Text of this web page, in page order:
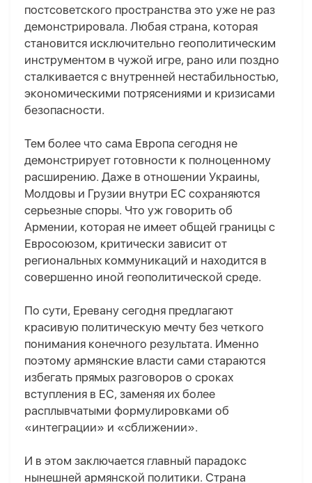
постсоветского пространства это уже не раз
демонстрировала. Любая страна, которая
становится исключительно геополитическим
инструментом в чужой игре, рано или поздно
сталкивается с внутренней нестабильностью,
экономическими потрясениями и кризисами
безопасности.
Тем более что сама Европа сегодня не
демонстрирует готовности к полноценному
расширению. Даже в отношении Украины,
Молдовы и Грузии внутри ЕС сохраняются
серьезные споры. Что уж говорить об
Армении, которая не имеет общей границы с
Евросоюзом, критически зависит от
региональных коммуникаций и находится в
совершенно иной геополитической среде.
По сути, Еревану сегодня предлагают
красивую политическую мечту без четкого
понимания конечного результата. Именно
поэтому армянские власти сами стараются
избегать прямых разговоров о сроках
вступления в ЕС, заменяя их более
расплывчатыми формулировками об
«интеграции» и «сближении».
И в этом заключается главный парадокс
нынешней армянской политики. Страна